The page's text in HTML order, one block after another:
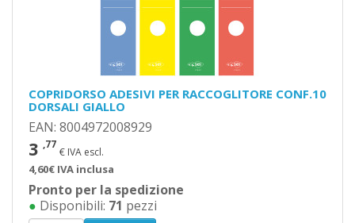
COPRIDORSO ADESIVI PER RACCOGLITORE CONF.10
DORSALI GIALLO
EAN: 8004972008929
3 ,77
€ IVA escl.
4,60€ IVA inclusa
Pronto per la spedizione
● Disponibili: 71 pezzi